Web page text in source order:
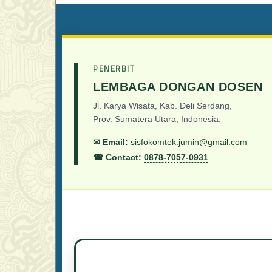
PENERBIT
LEMBAGA DONGAN DOSEN
Jl. Karya Wisata, Kab. Deli Serdang,
Prov. Sumatera Utara, Indonesia.
✉ Email: sisfokomtek.jumin@gmail.com
☎ Contact: 0878-7057-0931